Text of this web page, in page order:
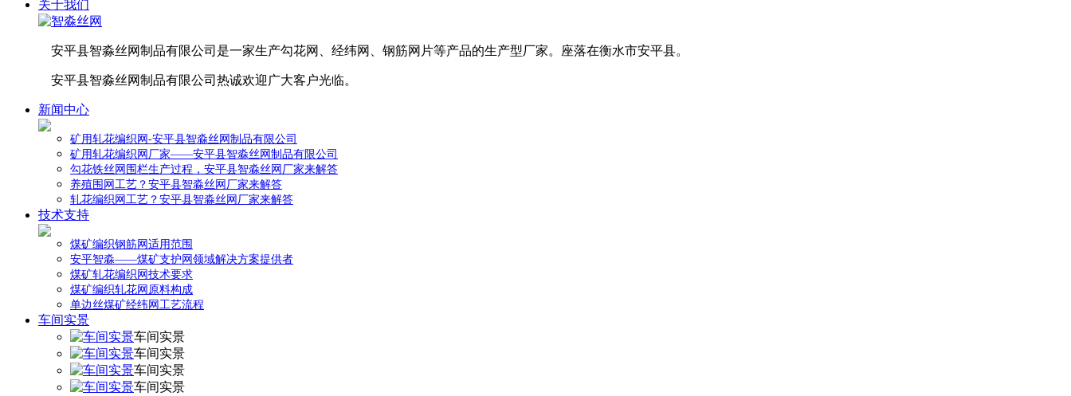
关于我们
安平县智淼丝网制品有限公司是一家生产勾花网、经纬网、钢筋网片等产品的生产型厂家。座落在衡水市安平县。
安平县智淼丝网制品有限公司热诚欢迎广大客户光临。
新闻中心
矿用轧花编织网-安平县智淼丝网制品有限公司
矿用轧花编织网厂家——安平县智淼丝网制品有限公司
勾花铁丝网围栏生产过程，安平县智淼丝网厂家来解答
养殖围网工艺？安平县智淼丝网厂家来解答
轧花编织网工艺？安平县智淼丝网厂家来解答
技术支持
煤矿编织钢筋网适用范围
安平智淼——煤矿支护网领域解决方案提供者
煤矿轧花编织网技术要求
煤矿编织轧花网原料构成
单边丝煤矿经纬网工艺流程
车间实景
车间实景
车间实景
车间实景
车间实景